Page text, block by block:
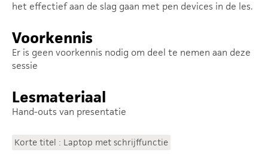
het effectief aan de slag gaan met pen devices in de les.
Voorkennis
Er is geen voorkennis nodig om deel te nemen aan deze
sessie
Lesmateriaal
Hand-outs van presentatie
Korte titel : Laptop met schrijffunctie